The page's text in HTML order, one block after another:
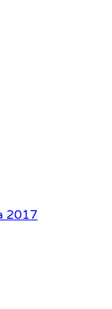
2017